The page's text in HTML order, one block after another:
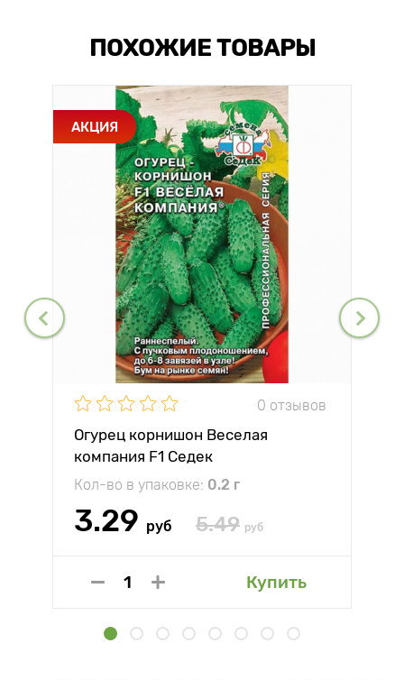
ПОХОЖИЕ ТОВАРЫ
АКЦИЯ
0 отзывов
Огурец корнишон Веселая
компания F1 Седек
Кол-во в упаковке: 0.2 г
3.29 руб 5.49 руб
Купить